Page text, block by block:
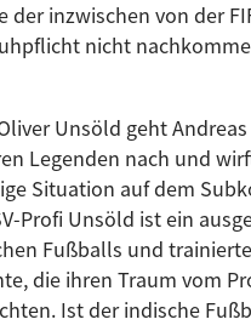
der inzwischen von der
nicht
Unsöld geht
Legenden nach und
Situation auf dem
Profi Unsöld ist ein
Fußballs und
die ihren Traum vom
Ist der indische